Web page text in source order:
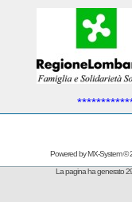
Powered byMX-System©
La pagina ha generato